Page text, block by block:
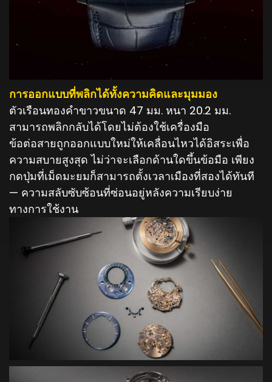
การออกแบบที่พลิกได้ทั้งความคิดและมุมมอง
ตัวเรือนทองคำขาวขนาด 47 มม. หนา 20.2 มม.
สามารถพลิกกลับได้โดยไม่ต้องใช้เครื่องมือ
ข้อต่อสายถูกออกแบบใหม่ให้เคลื่อนไหวได้อิสระเพื่อ
ความสบายสูงสุด ไม่ว่าจะเลือกด้านใดขึ้นข้อมือ เพียง
กดปุ่มที่เม็ดมะยมก็สามารถตั้งเวลาเมืองที่สองได้ทันที
— ความสลับซับซ้อนที่ซ่อนอยู่หลังความเรียบง่าย
ทางการใช้งาน